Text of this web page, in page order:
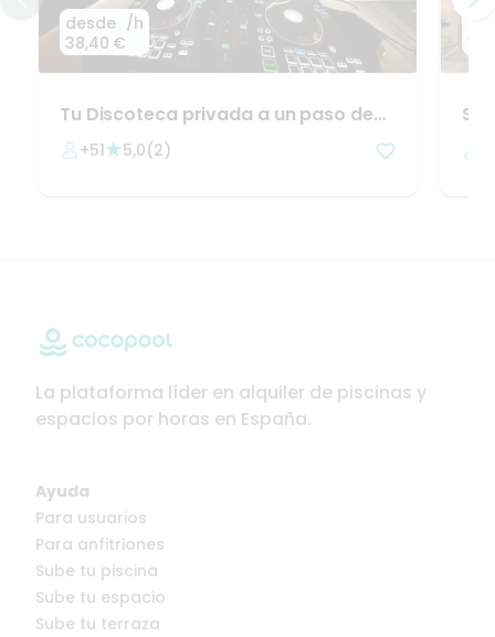
desde
38,40 €
/h
Tu Discoteca privada a un paso de
Barcelona 🪩
+51 5,0(2)
La plataforma líder en alquiler de piscinas y
espacios por horas en España.
Ayuda
Para usuarios
Para anfitriones
Sube tu piscina
Sube tu espacio
Sube tu terraza